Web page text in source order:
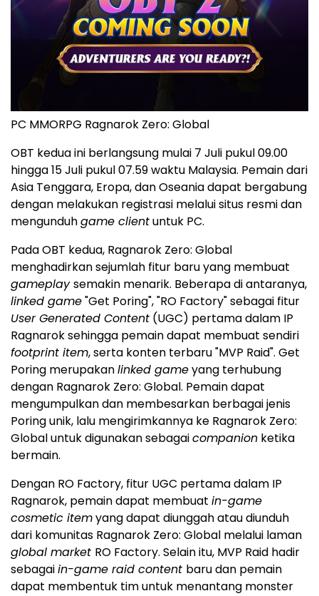
PC MMORPG Ragnarok Zero: Global
OBT kedua ini berlangsung mulai 7 Juli pukul 09.00
hingga 15 Juli pukul 07.59 waktu Malaysia. Pemain dari
Asia Tenggara, Eropa, dan Oseania dapat bergabung
dengan melakukan registrasi melalui situs resmi dan
mengunduhgame clientuntuk PC.
Pada OBT kedua, Ragnarok Zero: Global
menghadirkan sejumlah fitur baru yang membuat
gameplaysemakin menarik. Beberapa di antaranya,
linked game"Get Poring", "RO Factory" sebagai fitur
User Generated Content (UGC) pertama dalam IP
Ragnarok sehingga pemain dapat membuat sendiri
footprint item, serta konten terbaru "MVP Raid". Get
Poring merupakanlinked gameyang terhubung
dengan Ragnarok Zero: Global. Pemain dapat
mengumpulkan dan membesarkan berbagai jenis
Poring unik, lalu mengirimkannya ke Ragnarok Zero:
Global untuk digunakan sebagaicompanion ketika
bermain.
Dengan RO Factory, fitur UGC pertama dalam IP
Ragnarok, pemain dapat membuat in-game
cosmetic itemyang dapat diunggah atau diunduh
dari komunitas Ragnarok Zero: Global melalui laman
global market RO Factory. Selain itu, MVP Raid hadir
sebagaiin-game raid content baru dan pemain
dapat membentuk tim untuk menantang monster